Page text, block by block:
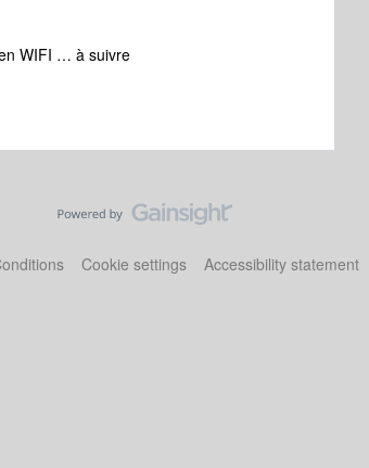
WIFI … à suivre
Cookie settings Accessibility statement